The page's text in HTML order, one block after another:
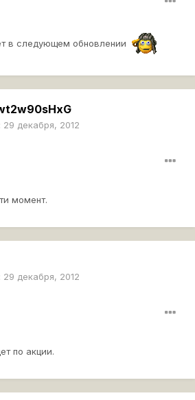
в следующем обновлении
29 декабря, 2012
момент.
29 декабря, 2012
по акции.